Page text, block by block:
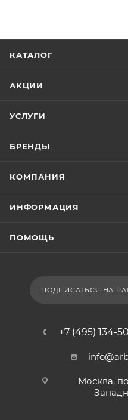
КАТАЛОГ
АКЦИИ
УСЛУГИ
БРЕНДЫ
КОМПАНИЯ
ИНФОРМАЦИЯ
ПОМОЩЬ
ПОДПИСАТЬСЯ НА
+7 (495) 134-
Москва,